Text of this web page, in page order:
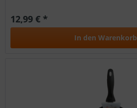
12,99 € *
In den Warenkorb